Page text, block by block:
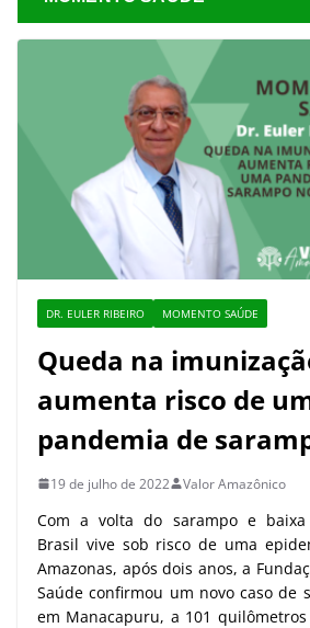
DR. EULER RIBEIRO MOMENTO SAÚDE
Queda na
aumenta risco de
pandemia de
19 de julho de 2022 Valor Amazônico
Com a volta do sarampo e baixa
Brasil vive sob risco de uma
Amazonas, após dois anos, a
Saúde confirmou um novo caso de
em Manacapuru, a 101